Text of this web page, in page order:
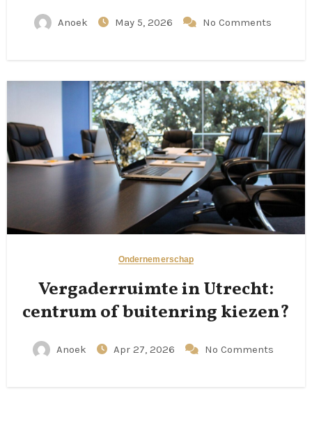
Anoek May 5, 2026 No Comments
Ondernemerschap
Vergaderruimte in Utrecht:
centrum of buitenring kiezen?
Anoek Apr 27, 2026 No Comments